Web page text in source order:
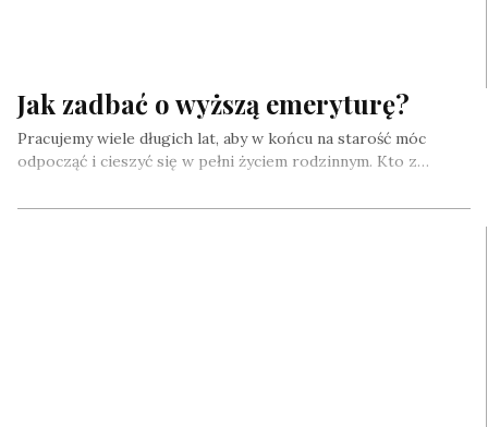
Jak zadbać o wyższą emeryturę?
Pracujemy wiele długich lat, aby w końcu na starość móc
odpocząć i cieszyć się w pełni życiem rodzinnym. Kto z…